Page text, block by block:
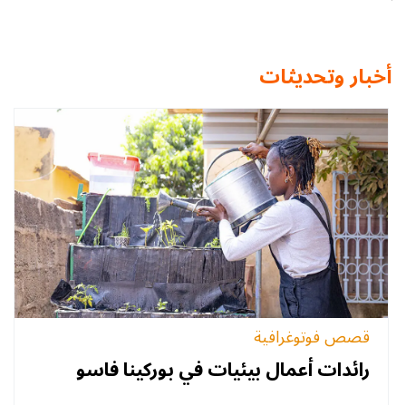
أخبار وتحديثات
قصص فوتوغرافية
رائدات أعمال بيئيات في بوركينا فاسو